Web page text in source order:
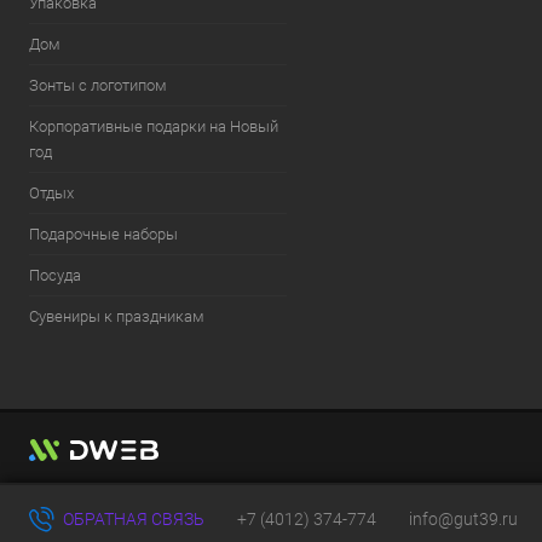
Дом
Зонты с логотипом
Корпоративные подарки на Новый
год
Отдых
Подарочные наборы
Посуда
Сувениры к праздникам
ОБРАТНАЯ СВЯЗЬ +7 (4012) 374-774 info@gut39.ru